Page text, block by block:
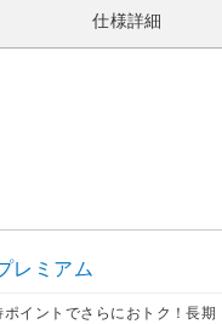
仕様詳細
レミアム
ポイントでさらにおトク！長期